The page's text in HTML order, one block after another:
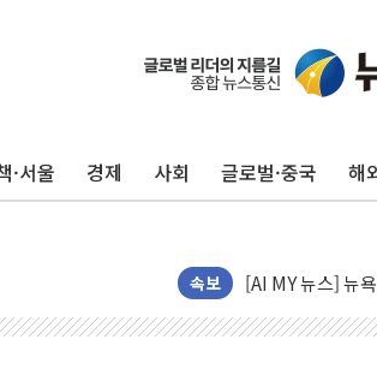
·서울 경제 사회 글로벌·중국 해
속보
이란의 핵심 원
美 고용 쇼크에
뉴욕증시 프리뷰
[종합] 美 7월 고